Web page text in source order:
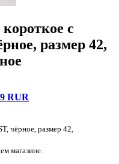
с
размер 42,
RUR
чёрное, размер 42,
магазине.